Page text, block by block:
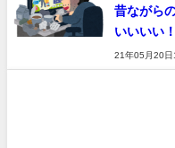
昔ながら
いいいい！
21年05月20日